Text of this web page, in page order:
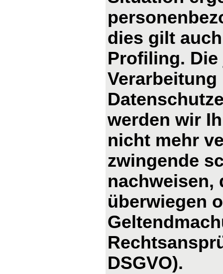
dies gilt
Profiling.
werden wir
nicht mehr
zwingende
nachweisen,
überwiegen
DSGVO).